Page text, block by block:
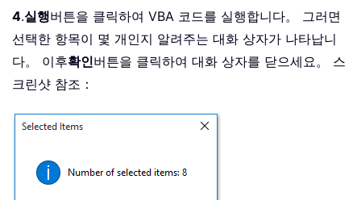
4.실행버튼을 클릭하여 VBA 코드를 실행합니다。 그러면
선택한 항목이 몇 개인지 알려주는 대화 상자가 나타납니
다。 이후확인버튼을 클릭하여 대화 상자를 닫으세요。 스
크린샷 참조：